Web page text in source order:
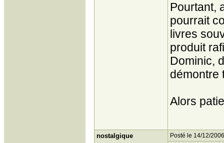
Pourtant,
pourrait
livres
produit
Dominic,
démontre
Alors
nostalgique Posté le 14/12/